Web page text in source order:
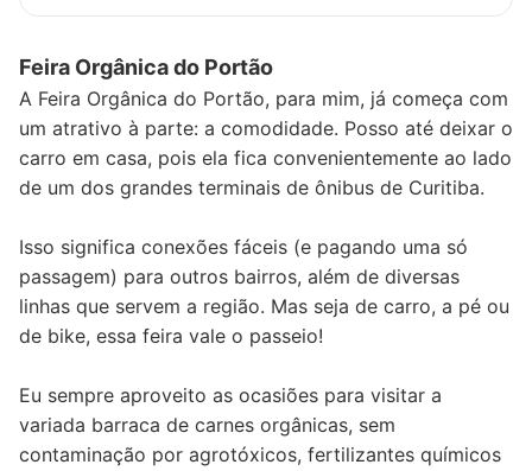
Feira Orgânica do Portão
A Feira Orgânica do Portão, para mim, já começa com
um atrativo à parte: a comodidade. Posso até deixar o
carro em casa, pois ela fica convenientemente ao lado
de um dos grandes terminais de ônibus de Curitiba.
Isso significa conexões fáceis (e pagando uma só
passagem) para outros bairros, além de diversas
linhas que servem a região. Mas seja de carro, a pé ou
de bike, essa feira vale o passeio!
Eu sempre aproveito as ocasiões para visitar a
variada barraca de carnes orgânicas, sem
contaminação por agrotóxicos, fertilizantes químicos